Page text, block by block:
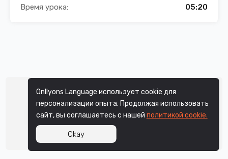
Onllyons Language использует cookie для
персонализации опыта. Продолжая использовать
сайт, вы соглашаетесь с нашей политикой cookie.
Okay
Время урока:
05:20